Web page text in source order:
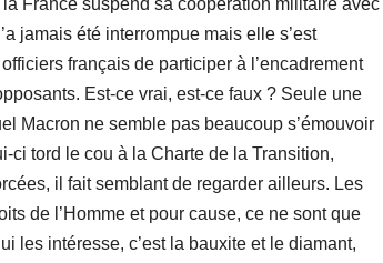
France suspend sa coopération militaire avec
jamais été interrompue mais elle s’est
français de participer à l’encadrement
Est-ce vrai, est-ce faux ? Seule une
Macron ne semble pas beaucoup s’émouvoir
ci tord le cou à la Charte de la Transition,
il fait semblant de regarder ailleurs. Les
de l’Homme et pour cause, ce ne sont que
les intéresse, c’est la bauxite et le diamant,